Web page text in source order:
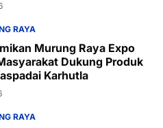
RAYA
Murung Raya Expo
Dukung Produk
Karhutla
RAYA